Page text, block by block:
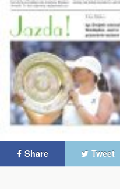
Share Tweet